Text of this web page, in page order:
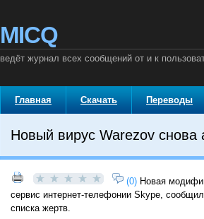
MICQ
ведёт журнал всех сообщений от и к
Главная Скачать Переводы
Новый вирус Warezov снова
(0) Новая
сервис интернет-телефонии Skype,
списка жертв.